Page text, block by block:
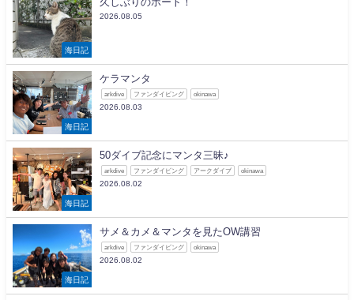
海日記
2026.08.05
海日記
ケラマンタ
arkdive ファンダイビング okinawa
2026.08.03
海日記
50ダイブ記念にマンタ三昧♪
arkdive ファンダイビング アークダイブ okinawa
2026.08.02
海日記
サメ＆カメ＆マンタを見たOW講習
arkdive ファンダイビング okinawa
2026.08.02